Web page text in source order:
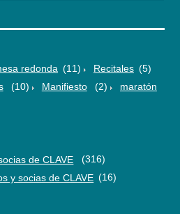
redonda (11) Recitales (5)
(10) Manifiesto (2)
maratón
de CLAVE
(316)
y socias de CLAVE (16)